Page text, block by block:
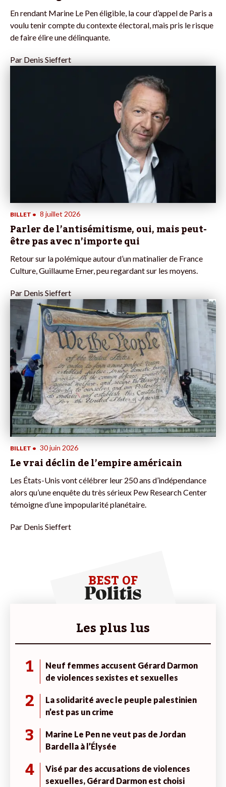
En rendant Marine Le Pen éligible, la cour d’appel de Paris a
voulu tenir compte du contexte électoral, mais pris le risque
de faire élire une délinquante.
Par Denis Sieffert
BILLET • 8 juillet 2026
Parler de l’antisémitisme, oui, mais peut-
être pas avec n’importe qui
Retour sur la polémique autour d’un matinalier de France
Culture, Guillaume Erner, peu regardant sur les moyens.
Par Denis Sieffert
BILLET • 30 juin 2026
Le vrai déclin de l’empire américain
Les États-Unis vont célébrer leur 250 ans d’indépendance
alors qu’une enquête du très sérieux Pew Research Center
témoigne d’une impopularité planétaire.
Par Denis Sieffert
BEST OF
Les plus lus
1
Neuf femmes accusent Gérard Darmon
de violences sexistes et sexuelles
2
La solidarité avec le peuple palestinien
n’est pas un crime
3
Marine Le Pen ne veut pas de Jordan
Bardella à l’Élysée
4
Visé par des accusations de violences
sexuelles, Gérard Darmon est choisi